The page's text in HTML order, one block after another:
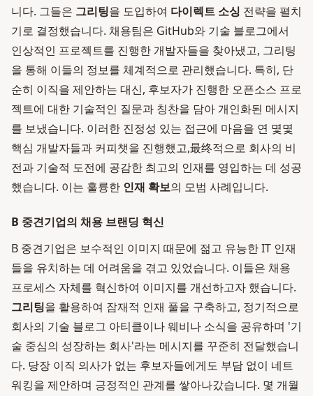
니다. 그들은 그리팅을 도입하여 다이렉트 소싱 전략을 펼치
기로 결정했습니다. 채용팀은 GitHub와 기술 블로그에서
인상적인 프로젝트를 진행한 개발자들을 찾아냈고, 그리팅
을 통해 이들의 정보를 체계적으로 관리했습니다. 특히, 단
순히 이직을 제안하는 대신, 후보자가 진행한 오픈소스 프로
젝트에 대한 기술적인 질문과 칭찬을 담아 개인화된 메시지
를 보냈습니다. 이러한 진정성 있는 접근에 마음을 연 몇몇
핵심 개발자들과 커피챗을 진행했고,最终적으로 회사의 비
전과 기술적 도전에 공감한 최고의 인재를 영입하는 데 성공
했습니다. 이는 훌륭한 인재 확보의 모범 사례입니다.
B 중견기업의 채용 브랜딩 혁신
B 중견기업은 보수적인 이미지 때문에 젊고 유능한 IT 인재
들을 유치하는 데 어려움을 겪고 있었습니다. 이들은 채용
프로세스 자체를 혁신하여 이미지를 개선하고자 했습니다.
그리팅을 활용하여 잠재적 인재 풀을 구축하고, 정기적으로
회사의 기술 블로그 아티클이나 웨비나 소식을 공유하며 '기
술 중심의 성장하는 회사'라는 메시지를 꾸준히 전달했습니
다. 당장 이직 의사가 없는 후보자들에게도 부담 없이 네트
워킹을 제안하며 긍정적인 관계를 쌓아나갔습니다. 몇 개월